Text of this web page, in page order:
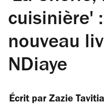
cuisinière'
nouveau
NDiaye
Écrit par Zazie